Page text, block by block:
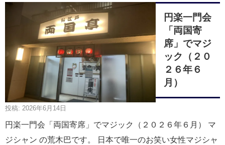
円楽一門会
「両国寄
席」でマジ
ック（２０
２６年６
月）
投稿: 2026年6月14日
円楽一門会「両国寄席」でマジック（２０２６年６月） マ
ジシャン の荒木巴です。 日本で唯一のお笑い女性マジシャ